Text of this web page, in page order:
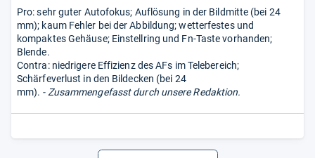
Pro: sehr guter Autofokus; Auflösung in der Bildmitte (bei 24
mm); kaum Fehler bei der Abbildung; wetterfestes und
kompaktes Gehäuse; Einstellring und Fn-Taste vorhanden;
Blende.
Contra: niedrigere Effizienz des AFs im Telebereich;
Schärfeverlust in den Bildecken (bei 24
mm). - Zusammengefasst durch unsere Redaktion.